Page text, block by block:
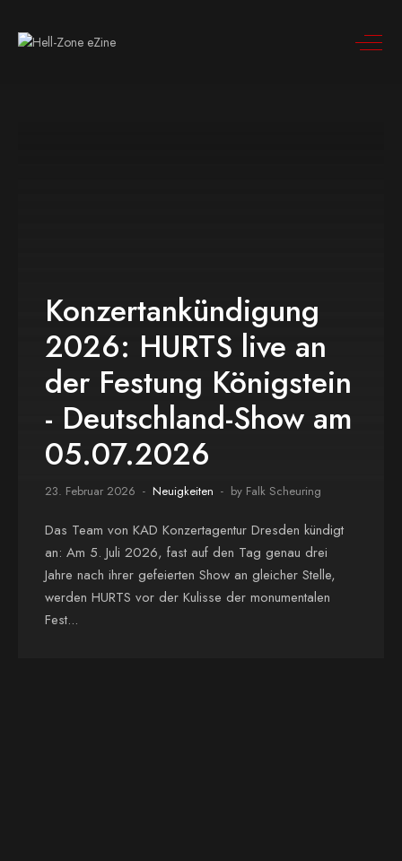
Konzertankündigung
2026: HURTS live an
der Festung Königstein
- Deutschland-Show am
05.07.2026
23. Februar 2026 Neuigkeiten by Falk Scheuring
Das Team von KAD Konzertagentur Dresden kündigt
an: Am 5. Juli 2026, fast auf den Tag genau drei
Jahre nach ihrer gefeierten Show an gleicher Stelle,
werden HURTS vor der Kulisse der monumentalen
Fest...